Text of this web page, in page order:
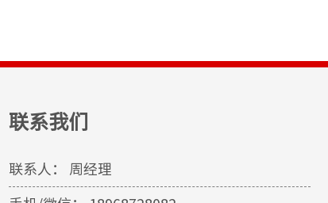
联系我们
联系人： 周经理